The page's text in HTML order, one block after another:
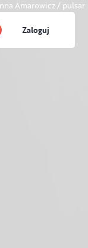
Zaloguj
Amarowicz / pulsar